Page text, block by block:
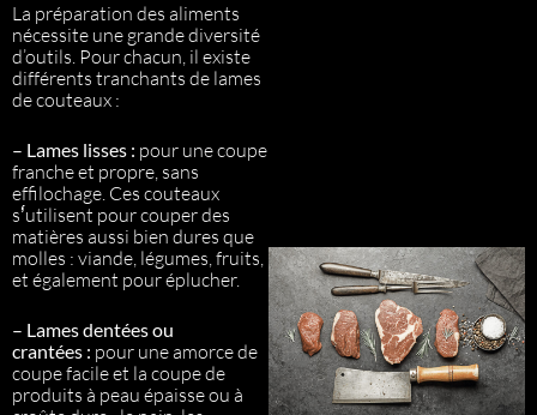
La préparation des aliments
nécessite une grande diversité
d’outils. Pour chacun, il existe
différents tranchants de lames
de couteaux :
– Lames lisses : pour une coupe
franche et propre, sans
effilochage. Ces couteaux
s’́utilisent pour couper des
matières aussi bien dures que
molles : viande, légumes, fruits,
et également pour éplucher.
– Lames dentées ou
crantées : pour une amorce de
coupe facile et la coupe de
produits à peau épaisse ou à